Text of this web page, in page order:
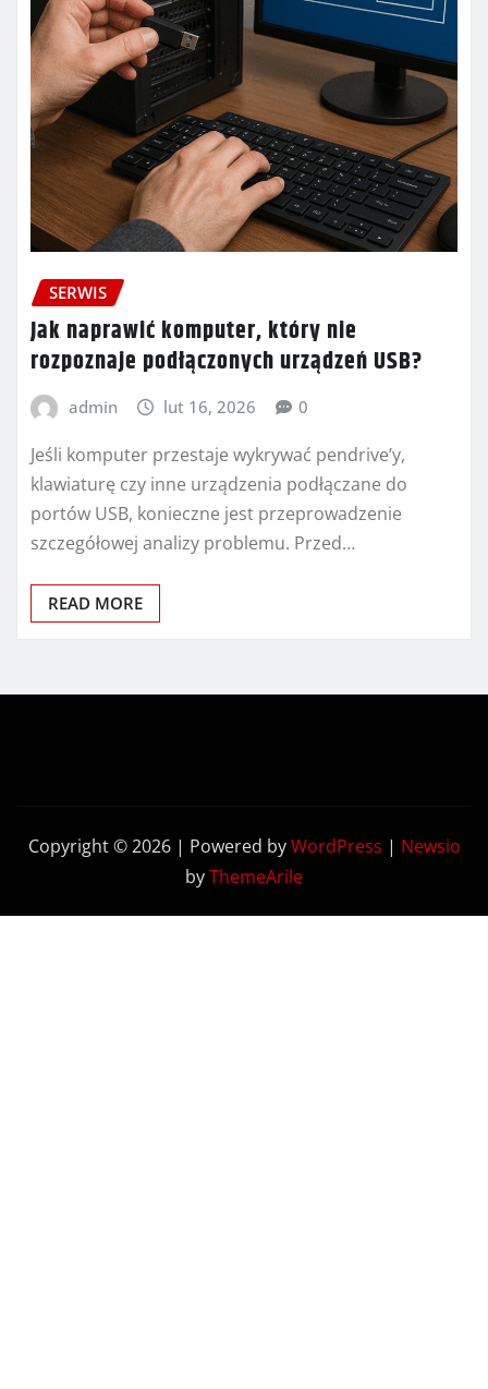
SERWIS
Jak naprawić komputer, który nie
rozpoznaje podłączonych urządzeń USB?
admin lut 16, 2026 0
Jeśli komputer przestaje wykrywać pendrive’y,
klawiaturę czy inne urządzenia podłączane do
portów USB, konieczne jest przeprowadzenie
szczegółowej analizy problemu. Przed…
READ MORE
Copyright © 2026 | Powered byWordPress | Newsio
byThemeArile